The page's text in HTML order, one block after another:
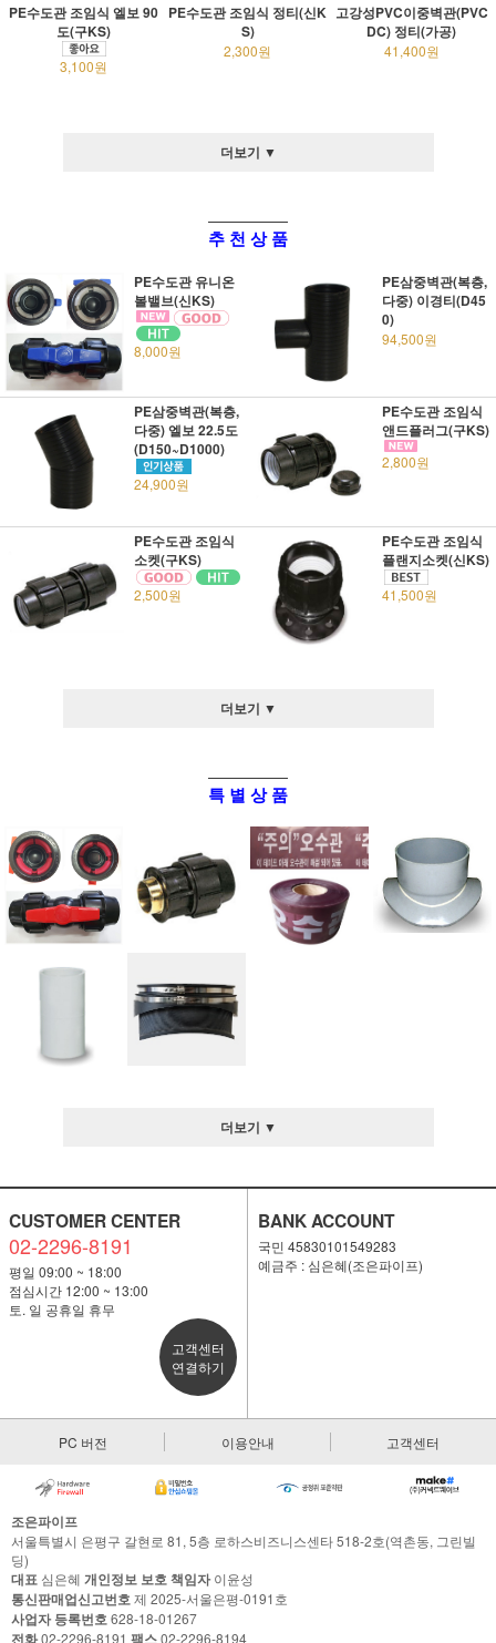
PE수도관 조임식 엘보 90
도(구KS)
3,100원
PE수도관 조임식 정티(신K
S)
2,300원
고강성PVC이중벽관(PVC
DC) 정티(가공)
41,400원
더보기 ▼
추 천 상 품
PE수도관 유니온
볼밸브(신KS)
8,000원
PE삼중벽관(복층,
다중) 이경티(D45
0)
94,500원
PE삼중벽관(복층,
다중) 엘보 22.5도
(D150~D1000)
24,900원
PE수도관 조임식
앤드플러그(구KS)
2,800원
PE수도관 조임식
소켓(구KS)
2,500원
PE수도관 조임식
플랜지소켓(신KS)
41,500원
더보기 ▼
특 별 상 품
더보기 ▼
CUSTOMER CENTER
02-2296-8191
평일 09:00 ~ 18:00
점심시간 12:00 ~ 13:00
토. 일 공휴일 휴무
고객센터
연결하기
BANK ACCOUNT
국민 45830101549283
예금주 : 심은혜(조은파이프)
PC 버전 이용안내 고객센터
조은파이프
서울특별시 은평구 갈현로 81, 5층 로하스비즈니스센타 518-2호(역촌동, 그린빌
딩)
대표 심은혜 개인정보 보호 책임자이윤성
통신판매업신고번호제 2025-서울은평-0191호
사업자 등록번호628-18-01267
전화02-2296-8191 팩스02-2296-8194